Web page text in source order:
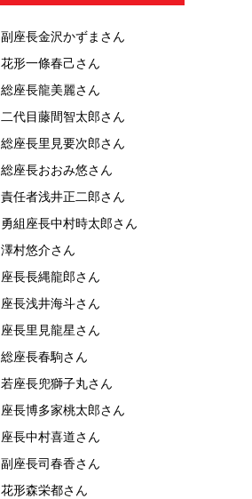
副座長金沢かずま さん
花形一條春己さん
総座長龍美麗さん
二代目藤間智太郎さん
総座長里見要次郎さん
総座長おおみ悠さん
責任者浅井正二郎さん
勇組座長中村時太郎さん
澤村悠介さん
座長長縄龍郎さん
座長浅井海斗さん
座長里見龍星さん
総座長春駒さん
若座長兜獅子丸さん
座長博多家桃太郎さん
座長中村喜道さん
副座長司春香さん
花形森栄都さん